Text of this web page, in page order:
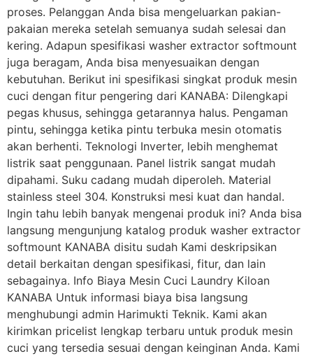
proses. Pelanggan Anda bisa mengeluarkan pakian-
pakaian mereka setelah semuanya sudah selesai dan
kering. Adapun spesifikasi washer extractor softmount
juga beragam, Anda bisa menyesuaikan dengan
kebutuhan. Berikut ini spesifikasi singkat produk mesin
cuci dengan fitur pengering dari KANABA: Dilengkapi
pegas khusus, sehingga getarannya halus. Pengaman
pintu, sehingga ketika pintu terbuka mesin otomatis
akan berhenti. Teknologi Inverter, lebih menghemat
listrik saat penggunaan. Panel listrik sangat mudah
dipahami. Suku cadang mudah diperoleh. Material
stainless steel 304. Konstruksi mesi kuat dan handal.
Ingin tahu lebih banyak mengenai produk ini? Anda bisa
langsung mengunjung katalog produk washer extractor
softmount KANABA disitu sudah Kami deskripsikan
detail berkaitan dengan spesifikasi, fitur, dan lain
sebagainya. Info Biaya Mesin Cuci Laundry Kiloan
KANABA Untuk informasi biaya bisa langsung
menghubungi admin Harimukti Teknik. Kami akan
kirimkan pricelist lengkap terbaru untuk produk mesin
cuci yang tersedia sesuai dengan keinginan Anda. Kami